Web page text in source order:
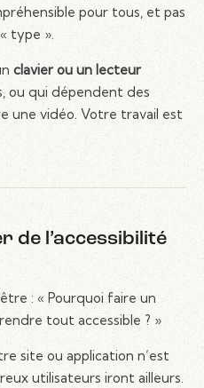
pour tous, et pas
type ».
clavier ou un lecteur
ou qui dépendent des
une vidéo. Votre travail est
de l’accessibilité
: « Pourquoi faire un
tout accessible ? »
site ou application n’est
utilisateurs iront ailleurs.